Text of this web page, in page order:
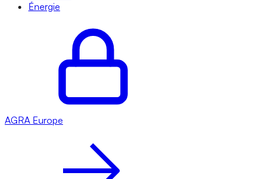
Énergie
AGRA Europe